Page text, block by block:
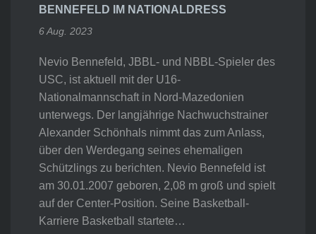
BENNEFELD IM NATIONALDRESS
6 Aug. 2023
Nevio Bennefeld, JBBL- und NBBL-Spieler des
USC, ist aktuell mit der U16-
Nationalmannschaft in Nord-Mazedonien
unterwegs. Der langjährige Nachwuchstrainer
Alexander Schönhals nimmt das zum Anlass,
über den Werdegang seines ehemaligen
Schützlings zu berichten. Nevio Bennefeld ist
am 30.01.2007 geboren, 2,08 m groß und spielt
auf der Center-Position. Seine Basketball-
Karriere Basketball startete…